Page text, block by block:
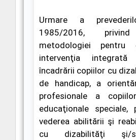
Urmare a
1985/2016,
metodologiei pentru
intervenţia
încadrării copiilor cu
de handicap, a
profesionale a
educaţionale speciale,
vederea abilitării şi
cu dizabilităţi şi/